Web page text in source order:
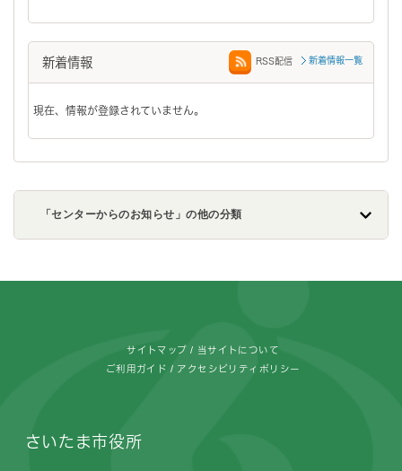
新着情報 新着情報一覧
RSS配信
現在、情報が登録されていません。
「センターからのお知らせ」の他の分類
サイトマップ 当サイトについて
ご利用ガイド アクセシビリティポリシー
さいたま市役所